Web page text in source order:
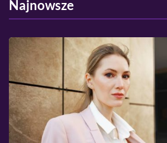
Najnowsze